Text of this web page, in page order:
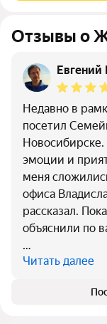
Отзывы о
Евгений
Недавно в
посетил
эмоции и
меня
офиса
рассказал.
объяснили по
…
Читать далее